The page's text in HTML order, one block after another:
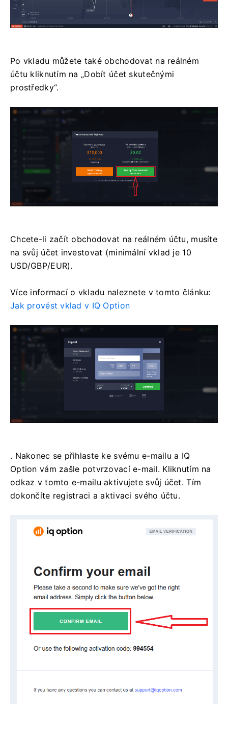
Po vkladu můžete také obchodovat na reálném
účtu kliknutím na „Dobít účet skutečnými
prostředky“.
Chcete-li začít obchodovat na reálném účtu, musíte
na svůj účet investovat (minimální vklad je 10
USD/GBP/EUR).
Více informací o vkladu naleznete v tomto článku:
Jak provést vklad v IQ Option
. Nakonec se přihlaste ke svému e-mailu a IQ
Option vám zašle potvrzovací e-mail. Kliknutím na
odkaz v tomto e-mailu aktivujete svůj účet. Tím
dokončíte registraci a aktivaci svého účtu.